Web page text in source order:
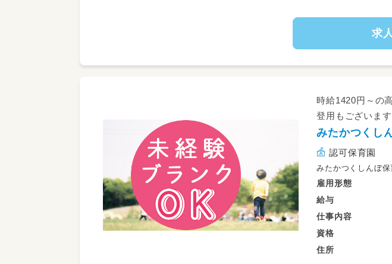
【ソラ
ソラス
児から
ソラス
ごせる
サポー
やすい
最寄り
・従事
・就業
求
時給1420円～の
登用もございます
みたかつくし
認可保育園
みたかつくしんぼ
雇用形態
給与
仕事内容
資格
住所